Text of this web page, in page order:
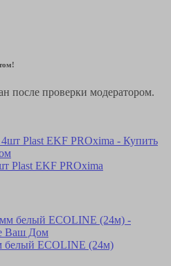
после проверки модератором.
Plast EKF PROxima
белый ECOLINE (24м)